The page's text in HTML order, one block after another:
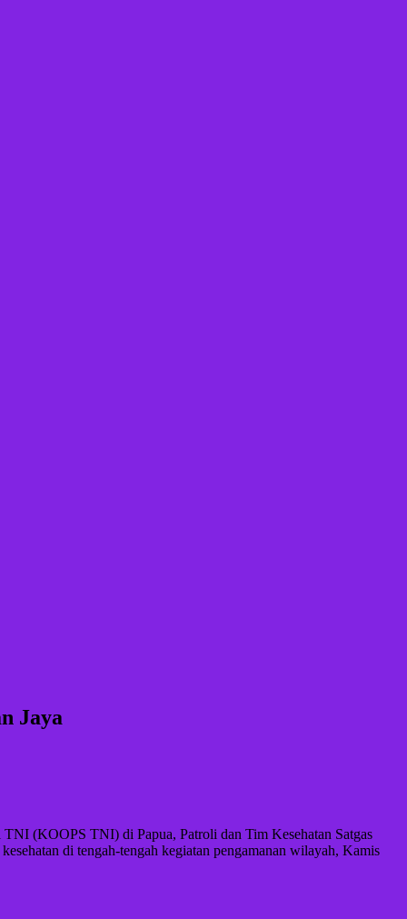
Jaya
(KOOPS TNI) di Papua, Patroli dan Tim Kesehatan Satgas
di tengah-tengah kegiatan pengamanan wilayah, Kamis